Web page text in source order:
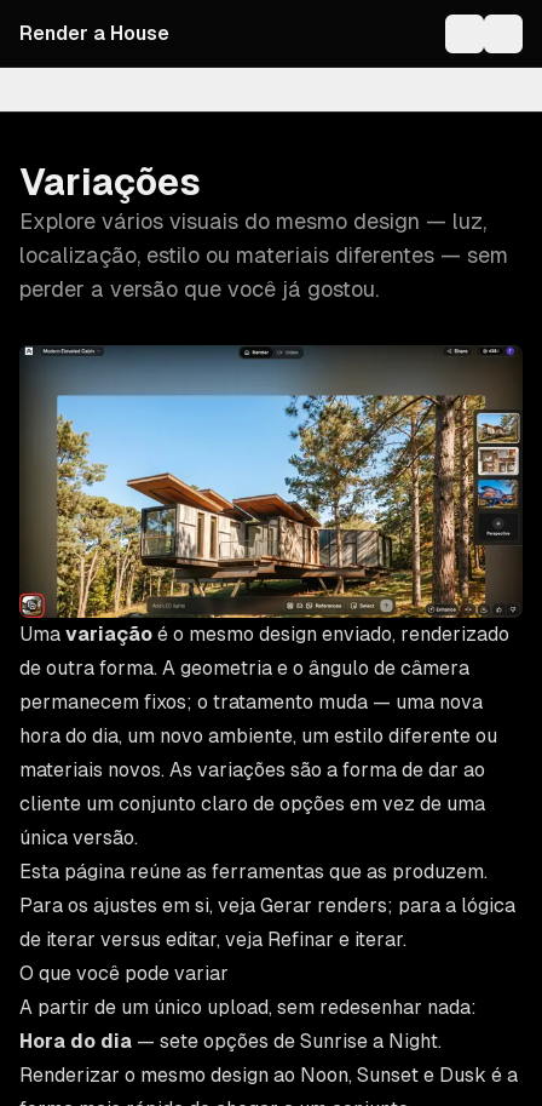
Render a House
Variações
Explore vários visuais do mesmo design — luz,
localização, estilo ou materiais diferentes — sem
perder a versão que você já gostou.
Uma variação é o mesmo design enviado, renderizado
de outra forma. A geometria e o ângulo de câmera
permanecem fixos; o tratamento muda — uma nova
hora do dia, um novo ambiente, um estilo diferente ou
materiais novos. As variações são a forma de dar ao
cliente um conjunto claro de opções em vez de uma
única versão.
Esta página reúne as ferramentas que as produzem.
Para os ajustes em si, veja Gerar renders; para a lógica
de iterar versus editar, veja Refinar e iterar.
O que você pode variar
A partir de um único upload, sem redesenhar nada:
Hora do dia — sete opções de Sunrise a Night.
Renderizar o mesmo design ao Noon, Sunset e Dusk é a